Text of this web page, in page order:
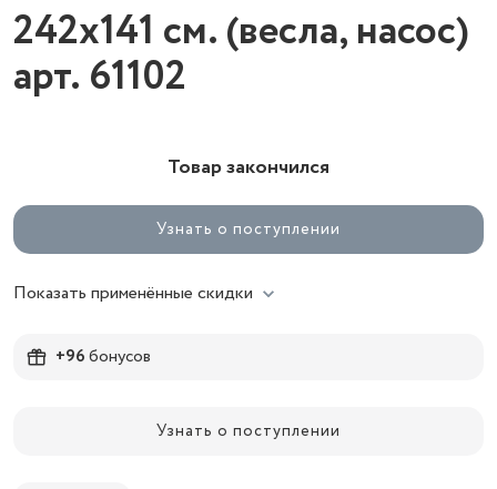
242х141 см. (весла, насос)
арт. 61102
Товар закончился
Узнать о поступлении
Показать применённые скидки
+96бонусов
Узнать о поступлении